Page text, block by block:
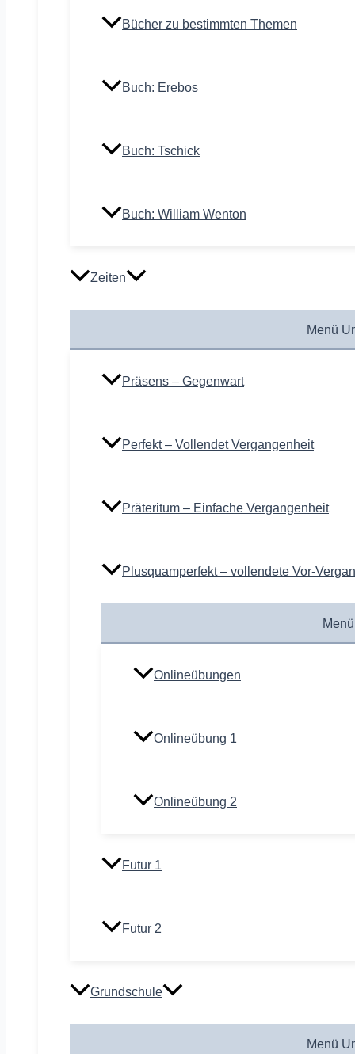
Bücher zu bestimmten Themen
Buch: Erebos
Buch: Tschick
Buch: William Wenton
Zeiten
Menü
Präsens – Gegenwart
Perfekt – Vollendet Vergangenheit
Präteritum – Einfache Vergangenheit
Plusquamperfekt – vollendete Vor-
Onlineübungen
Onlineübung 1
Onlineübung 2
Futur 1
Futur 2
Grundschule
Menü